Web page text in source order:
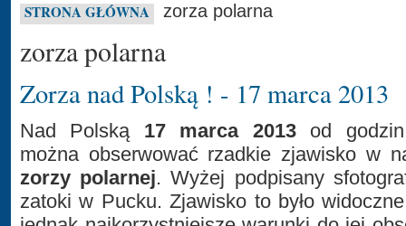
STRONA GŁÓWNA zorza polarna
zorza polarna
Zorza nad Polską ! - 17 marca 2013
Nad Polską 17 marca 2013od godzin
można obserwować rzadkie zjawisko w
zorzy polarnej. Wyżej podpisany
zatoki w Pucku. Zjawisko to było